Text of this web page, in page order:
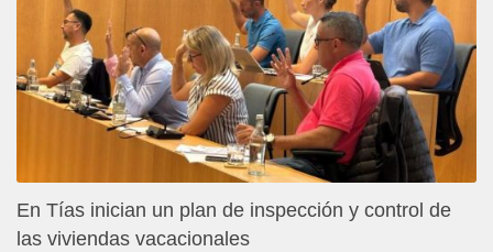
En Tías inician un plan de inspección y control de
las viviendas vacacionales